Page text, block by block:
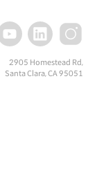
2905 Homestead Rd,
Santa Clara, CA 95051